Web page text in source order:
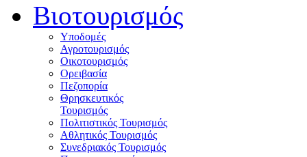
Βιοτουρισμός
Υποδομές
Αγροτουρισμός
Οικοτουρισμός
Ορειβασία
Πεζοπορία
Θρησκευτικός
Τουρισμός
Πολιτιστικός Τουρισμός
Αθλητικός Τουρισμός
Συνεδριακός Τουρισμός